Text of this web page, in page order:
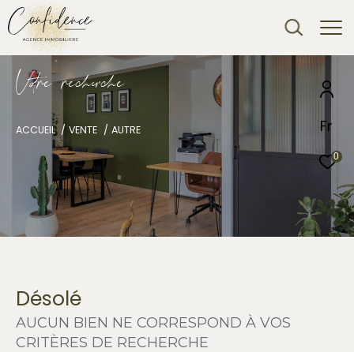
Fr
0
Vore recece
ACCUEIL VENTE AUTRE
Désolé
AUCUN BIEN NE CORRESPOND À VOS
CRITÈRES DE RECHERCHE